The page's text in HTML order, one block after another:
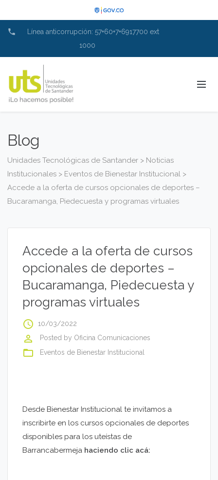
phone
Línea anticorrupción: 57+60+7+6917700 ext
1000
Blog
Unidades Tecnológicas de Santander > Noticias
Institucionales > Eventos de Bienestar Institucional >
Accede a la oferta de cursos opcionales de deportes –
Bucaramanga, Piedecuesta y programas virtuales
Accede a la oferta de cursos
opcionales de deportes –
Bucaramanga, Piedecuesta y
programas virtuales
access_time 10/03/2022
perm_identity Posted by Oficina Comunicaciones
folder_open Eventos de Bienestar Institucional
Desde Bienestar Institucional te invitamos a
inscribirte en los cursos opcionales de deportes
disponibles para los uteístas de
Barrancabermeja haciendo clic acá: